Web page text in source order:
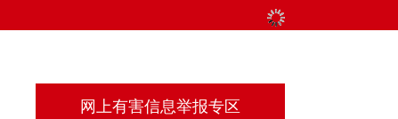
网上有害信息举报专区